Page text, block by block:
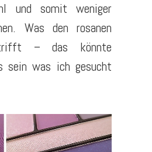
und somit weniger
Was den rosanen
– das könnte
sein was ich gesucht